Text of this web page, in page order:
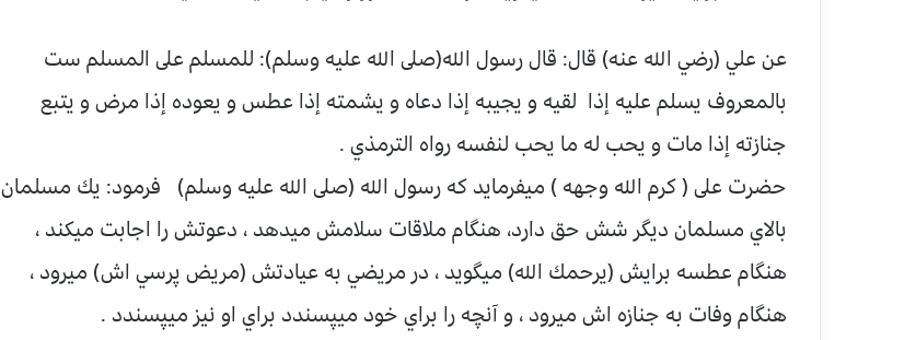
عن علي (رضي الله عنه) قال: قال رسول الله(صلى الله عليه وسلم): للمسلم على المسلم ست
بالمعروف يسلم عليه إذا لقيه و يجيبه إذا دعاه و يشمته إذا عطس و يعوده إذا مرض و يتبع
جنازته إذا مات و يحب له ما يحب لنفسه رواه الترمذي .
حضرت على ( كرم الله وجهه ) ميفرمايد كه رسول الله (صلى الله عليه وسلم) فرمود: يك مسلمان
بالاي مسلمان ديگر شش حق دارد، هنگام ملاقات سلامش ميدهد ، دعوتش را اجابت ميكند ،
هنگام عطسه برايش (يرحمك الله) ميگويد ، در مريضي به عيادتش (مريض پرسي اش) ميرود ،
هنگام وفات به جنازه اش ميرود ، و آنچه را براي خود ميپسندد براي او نيز ميپسندد .